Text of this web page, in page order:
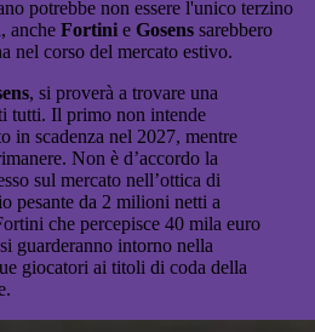
potrebbe non essere l'unico terzino
anche Fortini e Gosens sarebbero
nel corso del mercato estivo.
, si proverà a trovare una
tutti. Il primo non intende
in scadenza nel 2027, mentre
Non è d’accordo la
sul mercato nell’ottica di
pesante da 2 milioni netti a
che percepisce 40 mila euro
guarderanno intorno nella
giocatori ai titoli di coda della